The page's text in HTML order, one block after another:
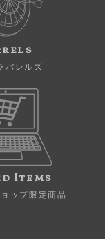
バレルズ
Items
ップ限定商品